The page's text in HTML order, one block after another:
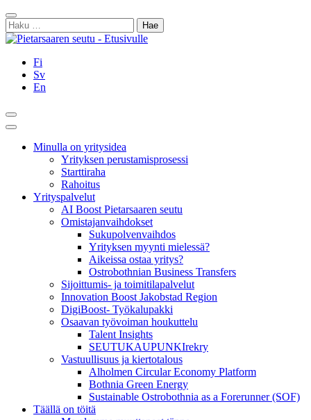
Siirry
sisältöön
Sulje
Haku:
Fi
Sv
En
Hae
Päävalikko
Minulla on yritysidea
Yrityksen perustamisprosessi
Starttiraha
Rahoitus
Yrityspalvelut
AI Boost Pietarsaaren seutu
Omistajanvaihdokset
Sukupolvenvaihdos
Yrityksen myynti mielessä?
Aikeissa ostaa yritys?
Ostrobothnian Business Transfers
Sijoittumis- ja toimitilapalvelut
Innovation Boost Jakobstad Region
DigiBoost- Työkalupakki
Osaavan työvoiman houkuttelu
Talent Insights
SEUTUKAUPUNKIrekry
Vastuullisuus ja kiertotalous
Alholmen Circular Economy Platform
Bothnia Green Energy
Sustainable Ostrobothnia as a Forerunner (SOF)
Täällä on töitä